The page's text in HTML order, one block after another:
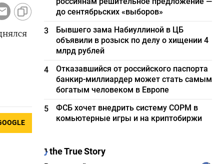
до сентябрьских «выборов»
3
Бывшего зама Набиуллиной в ЦБ
объявили в розыск по делу о хищении 4
млрд рублей
4
Отказавшийся от российского паспорта
банкир-миллиардер может стать самым
богатым человеком в Европе
5
ФСБ хочет внедрить систему СОРМ в
комьютерные игры и на криптобиржи